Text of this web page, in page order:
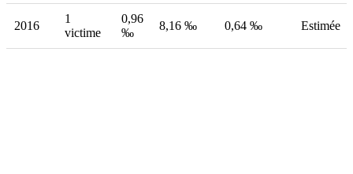
2016
1
victime
0,96
‰
8,16 ‰ 0,64 ‰ Estimée